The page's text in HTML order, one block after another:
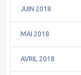
JUIN 2018
MAI 2018
AVRIL 2018